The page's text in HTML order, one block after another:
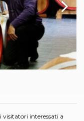
visitatori interessati a